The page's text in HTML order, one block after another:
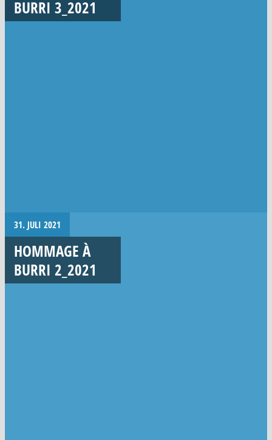
BURRI 3_2021
31. JULI 2021
HOMMAGE À
BURRI 2_2021